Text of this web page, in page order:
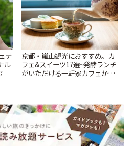
テ
ル
京都・嵐山観光におすすめ。カ
フェ&スイーツ17選~発酵ランチ
がいただける一軒家カフェから